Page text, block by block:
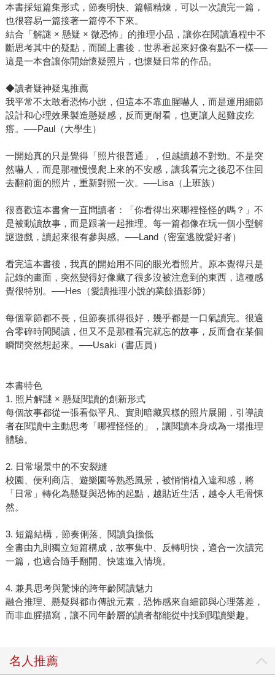
本書採短篇集形式，節奏明快、篇幅精煉，可以一次讀完一篇，
也很容易一篇接著一篇停不下來。
結合「解謎 × 懸疑 × 微恐怖」的推理小品，讓你在閱讀過程中不
斷思考其中的疑點，而闔上書後，世界看起來好像有點不一樣──
這是一本會讓你開始懷疑照片，也懷疑日常的作品。
◆讀者疑神疑鬼推薦
我平常不太敢看恐怖小說，但這本不靠血腥嚇人，而是運用細節
設計和心理效果製造懸疑感，反而更耐看，也更讓人起雞皮疙
瘩。──Paul（大學生）
一開始真的只是覺得「照片很普通」，但越讀越不對勁。不是突
然嚇人，而是那種慢慢爬上來的不安感，讓我看完之後忍不住回
去翻前面的照片，重新對照一次。──Lisa（上班族）
很喜歡這本書會一直問讀者：「你看得出來哪裡怪怪的嗎？」不
是被動讀故事，而是跟著一起推理。每一篇都像在玩一個小型解
謎遊戲，讀起來很有參與感。──Land（密室逃脫愛好者）
看完這本書後，我真的開始用不同的眼光看照片。原本覺得只是
記錄的畫面，突然變得好像藏了很多沒被注意到的東西，這種感
覺很特別。──Hes（愛讀推理小說的業餘攝影師）
每個章節都不長，但節奏抓得很好，幾乎都是一口氣讀完。很適
合零碎時間閱讀，但又不是那種看完就忘的故事，反而會在某個
瞬間突然想起來。──Usaki（書店員）
本書特色
1. 照片解謎 × 懸疑閱讀的創新形式
每個故事都從一張看似平凡、實則暗藏異樣的照片展開，引導讀
者在閱讀中主動思考「哪裡怪怪的」，讓閱讀本身成為一場推理
體驗。
2. 日常場景中的不安裂縫
校園、便利商店、遊樂園等熟悉風景，被悄悄植入違和感，將
「日常」轉化為懸疑與恐怖的起點，越貼近生活，越令人毛骨悚
然。
3. 短篇結構，節奏俐落、閱讀負擔低
全書由九則獨立短篇構成，故事集中、反轉明快，適合一次讀完
一篇，也適合隨手翻開、快速進入情境。
4. 兼具思考與驚悚的跨年齡閱讀魅力
融合推理、懸疑與都市傳說元素，恐怖感來自細節與心理落差，
而非血腥描寫，讓不同年齡層的讀者都能從中找到閱讀樂趣。
名人推薦